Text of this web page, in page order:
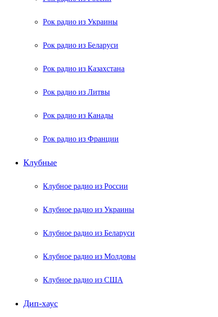
Рок радио из Украины
Рок радио из Беларуси
Рок радио из Казахстана
Рок радио из Литвы
Рок радио из Канады
Рок радио из Франции
Клубные
Клубное радио из России
Клубное радио из Украины
Клубное радио из Беларуси
Клубное радио из Молдовы
Клубное радио из США
Дип-хаус